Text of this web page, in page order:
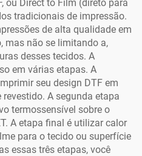
ou Direct to Film (direto para
tradicionais de impressão.
de alta qualidade em
mas não se limitando a,
desses tecidos. A
em várias etapas. A
seu design DTF em
A segunda etapa
termossensível sobre o
A etapa final é utilizar calor
para o tecido ou superfície
essas três etapas, você